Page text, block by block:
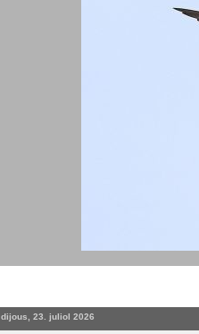
dijous, 23. juliol 2026